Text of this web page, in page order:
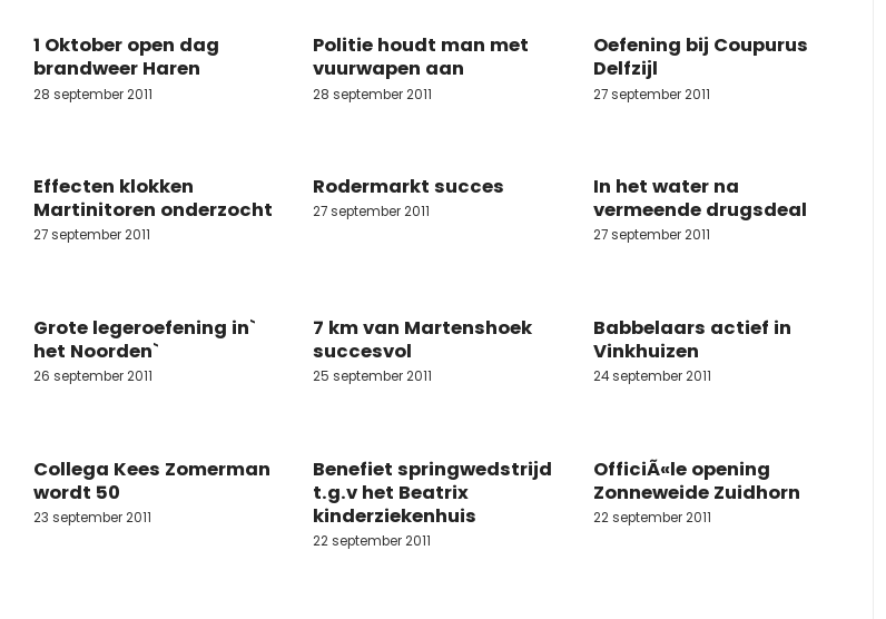
1 Oktober open dag
brandweer Haren
28 september 2011
Politie houdt man met
vuurwapen aan
28 september 2011
Oefening bij Coupurus
Delfzijl
27 september 2011
Effecten klokken
Martinitoren onderzocht
27 september 2011
Rodermarkt succes
27 september 2011
In het water na
vermeende drugsdeal
27 september 2011
Grote legeroefening in`
het Noorden`
26 september 2011
7 km van Martenshoek
succesvol
25 september 2011
Babbelaars actief in
Vinkhuizen
24 september 2011
Collega Kees Zomerman
wordt 50
23 september 2011
Benefiet springwedstrijd
t.g.v het Beatrix
kinderziekenhuis
22 september 2011
OfficiÃ«le opening
Zonneweide Zuidhorn
22 september 2011